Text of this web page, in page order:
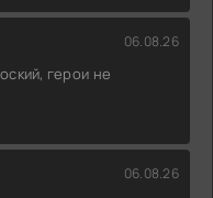
06.08.26
герои не
06.08.26